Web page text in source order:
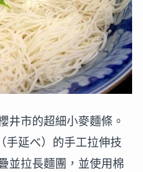
井市的超細小麥麵條。
手延べ）的手工拉伸技
並拉長麵團，並使用棉